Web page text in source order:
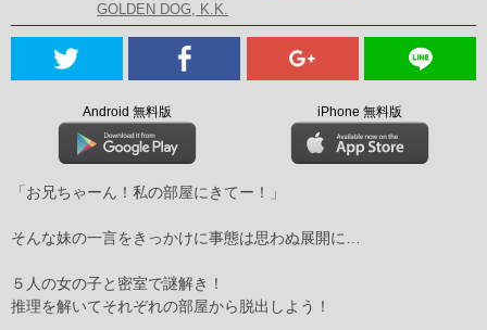
GOLDEN DOG, K.K.
Android 無料版 iPhone 無料版
「お兄ちゃーん！私の部屋にきてー！」
そんな妹の一言をきっかけに事態は思わぬ展開に…
５人の女の子と密室で謎解き！
推理を解いてそれぞれの部屋から脱出しよう！